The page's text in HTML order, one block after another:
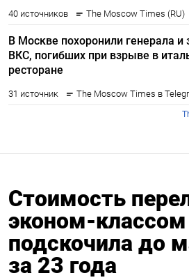
Стоимость
эконом-
подскочила до
за 23 года